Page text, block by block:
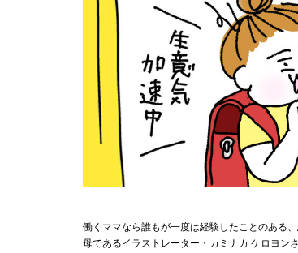
働くママなら誰もが一度は経験したことのある
母であるイラストレーター・カミナカ ケロヨン